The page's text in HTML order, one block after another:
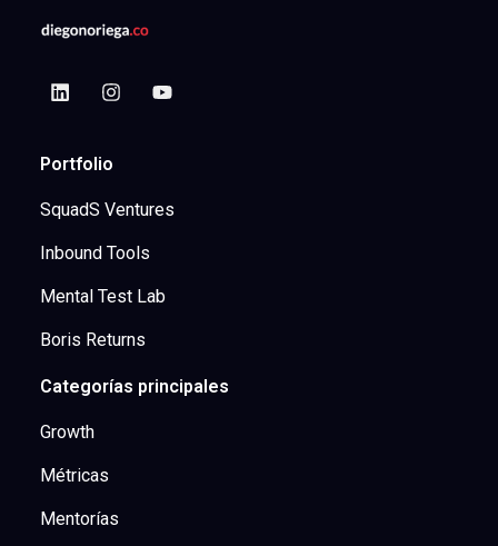
Portfolio
SquadS Ventures
Inbound Tools
Mental Test Lab
Boris Returns
Categorías principales
Growth
Métricas
Mentorías